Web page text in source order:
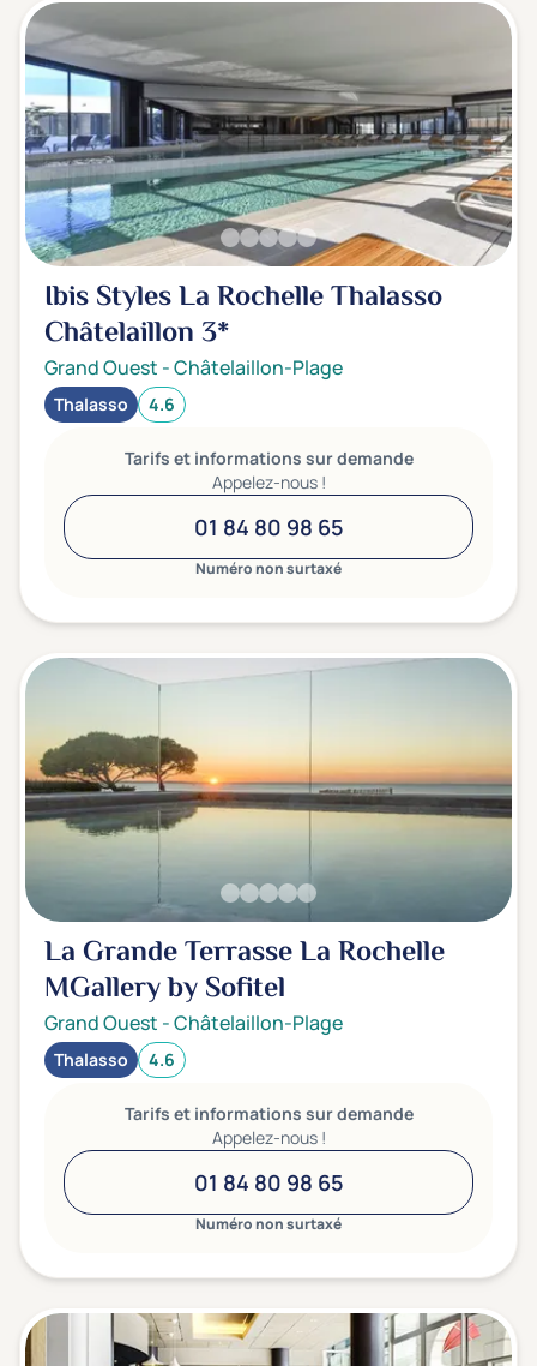
Ibis Styles La Rochelle Thalasso
Châtelaillon 3*
Grand Ouest -Châtelaillon-Plage
Thalasso 4.6
Tarifs et informations sur demande
Appelez-nous !
01 84 80 98 65
Numéro non surtaxé
La Grande Terrasse La Rochelle
MGallery by Sofitel
Grand Ouest -Châtelaillon-Plage
Thalasso 4.6
Tarifs et informations sur demande
Appelez-nous !
01 84 80 98 65
Numéro non surtaxé